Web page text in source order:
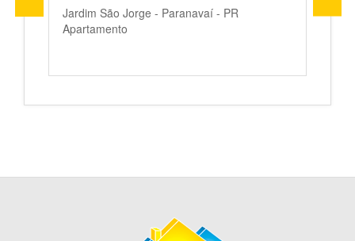
Jardim São Jorge - Paranavaí - PR
Apartamento